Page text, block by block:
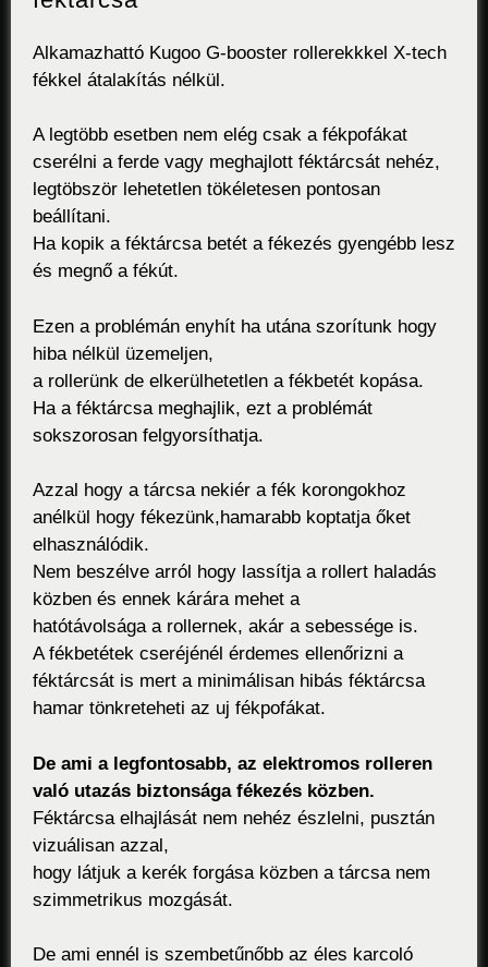
Alkamazhattó Kugoo G-booster rollerekkkel X-tech
fékkel átalakítás nélkül.
A legtöbb esetben nem elég csak a fékpofákat
cserélni a ferde vagy meghajlott féktárcsát nehéz,
legtöbször lehetetlen tökéletesen pontosan
beállítani.
Ha kopik a féktárcsa betét a fékezés gyengébb lesz
és megnő a fékút.
Ezen a problémán enyhít ha utána szorítunk hogy
hiba nélkül üzemeljen,
a rollerünk de elkerülhetetlen a fékbetét kopása.
Ha a féktárcsa meghajlik, ezt a problémát
sokszorosan felgyorsíthatja.
Azzal hogy a tárcsa nekiér a fék korongokhoz
anélkül hogy fékezünk,hamarabb koptatja őket
elhasználódik.
Nem beszélve arról hogy lassítja a rollert haladás
közben és ennek kárára mehet a
hatótávolsága a rollernek, akár a sebessége is.
A fékbetétek cseréjénél érdemes ellenőrizni a
féktárcsát is mert a minimálisan hibás féktárcsa
hamar tönkreteheti az uj fékpofákat.
De ami a legfontosabb, az elektromos rolleren
való utazás biztonsága fékezés közben.
Féktárcsa elhajlását nem nehéz észlelni, pusztán
vizuálisan azzal,
hogy látjuk a kerék forgása közben a tárcsa nem
szimmetrikus mozgását.
De ami ennél is szembetűnőbb az éles karcoló